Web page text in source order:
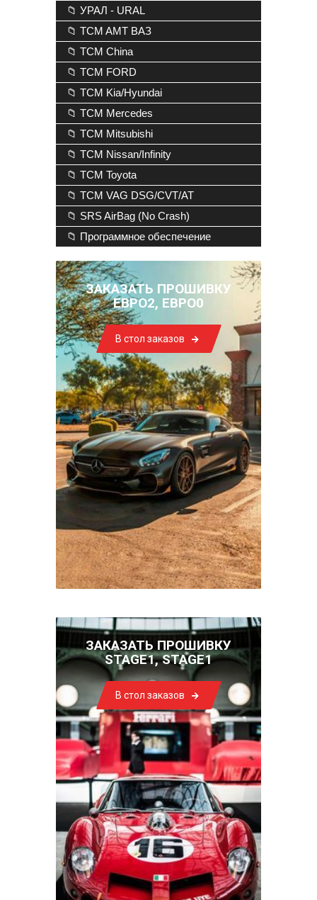
📁 УРАЛ - URAL
📁 TCM AMT ВАЗ
📁 TCM China
📁 TCM FORD
📁 TCM Kia/Hyundai
📁 TCM Mercedes
📁 TCM Mitsubishi
📁 TCM Nissan/Infinity
📁 TCM Toyota
📁 TCM VAG DSG/CVT/AT
📁 SRS AirBag (No Crash)
📁 Программное обеспечение
ЗАКАЗАТЬ ПРОШИВКУ
ЕВРО2, ЕВРО0
В стол заказов
ЗАКАЗАТЬ ПРОШИВКУ
STAGE1, STAGE1
В стол заказов